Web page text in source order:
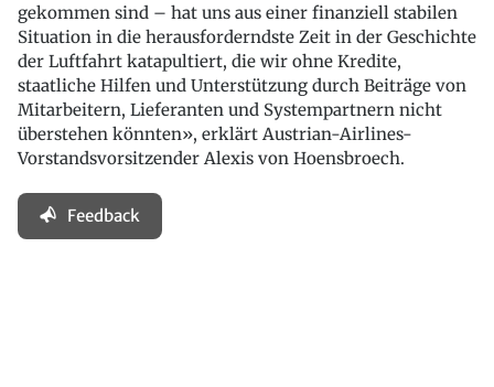
gekommen sind – hat uns aus einer finanziell stabilen
Situation in die herausforderndste Zeit in der Geschichte
der Luftfahrt katapultiert, die wir ohne Kredite,
staatliche Hilfen und Unterstützung durch Beiträge von
Mitarbeitern, Lieferanten und Systempartnern nicht
überstehen könnten», erklärt Austrian-Airlines-
Vorstandsvorsitzender Alexis von Hoensbroech.
Feedback